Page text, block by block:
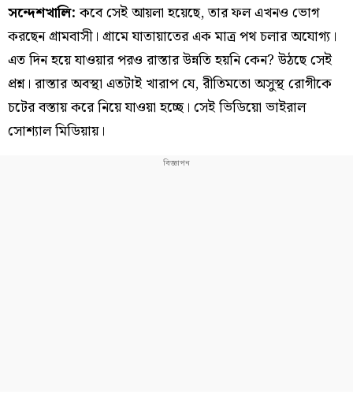
সন্দেশখালি:কবে সেই আয়লা হয়েছে, তার ফল এখনও ভোগ
করছেন গ্রামবাসী। গ্রামে যাতায়াতের এক মাত্র পথ চলার অযোগ্য।
এত দিন হয়ে যাওয়ার পরও রাস্তার উন্নতি হয়নি কেন? উঠছে সেই
প্রশ্ন। রাস্তার অবস্থা এতটাই খারাপ যে, রীতিমতো অসুস্থ রোগীকে
চটের বস্তায় করে নিয়ে যাওয়া হচ্ছে। সেই ভিডিয়ো ভাইরাল
সোশ্যাল মিডিয়ায়।